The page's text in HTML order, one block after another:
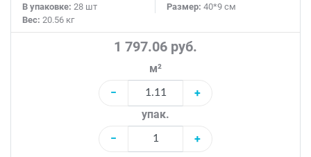
В упаковке: 28 шт Размер: 40*9 см
Вес: 20.56 кг
1 797.06 руб.
м²
−
+
упак.
−
+